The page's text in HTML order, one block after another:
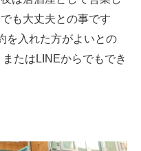
も大丈夫との事です
を入れた方がよいとの
たはLINEからでもでき